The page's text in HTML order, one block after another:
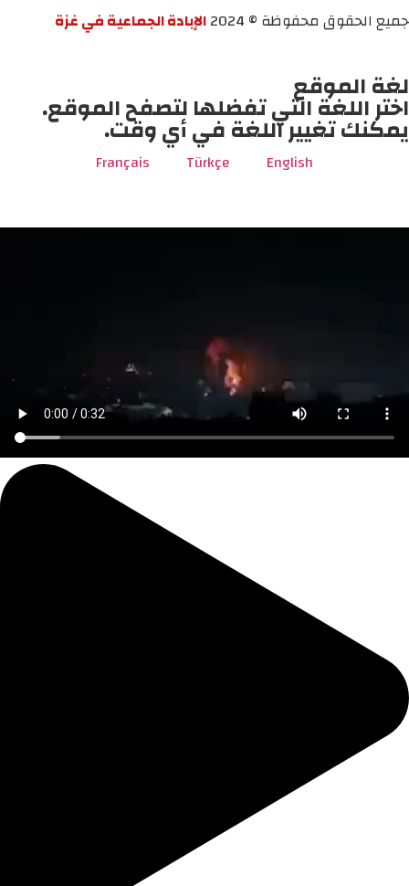
جميع الحقوق محفوظة © 2024
الإبادة الجماعية في غزة
لغة الموقع
اختر اللغة التي تفضلها لتصفح الموقع.
يمكنك تغيير اللغة في أي وقت.
English
Türkçe
Français